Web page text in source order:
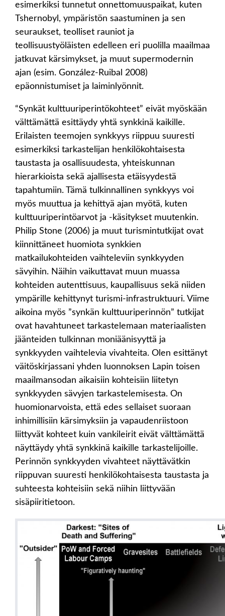
esimerkiksi tunnetut onnettomuuspaikat, kuten
Tshernobyl, ympäristön saastuminen ja sen
seuraukset, teolliset rauniot ja
teollisuustyöläisten edelleen eri puolilla maailmaa
jatkuvat kärsimykset, ja muut supermodernin
ajan (esim. González-Ruibal 2008)
epäonnistumiset ja laiminlyönnit.
“Synkät kulttuuriperintökohteet” eivät myöskään
välttämättä esittäydy yhtä synkkinä kaikille.
Erilaisten teemojen synkkyys riippuu suuresti
esimerkiksi tarkastelijan henkilökohtaisesta
taustasta ja osallisuudesta, yhteiskunnan
hierarkioista sekä ajallisesta etäisyydestä
tapahtumiin. Tämä tulkinnallinen synkkyys voi
myös muuttua ja kehittyä ajan myötä, kuten
kulttuuriperintöarvot ja -käsitykset muutenkin.
Philip Stone (2006) ja muut turismintutkijat ovat
kiinnittäneet huomiota synkkien
matkailukohteiden vaihteleviin synkkyyden
sävyihin. Näihin vaikuttavat muun muassa
kohteiden autenttisuus, kaupallisuus sekä niiden
ympärille kehittynyt turismi-infrastruktuuri. Viime
aikoina myös ”synkän kulttuuriperinnön” tutkijat
ovat havahtuneet tarkastelemaan materiaalisten
jäänteiden tulkinnan moniäänisyyttä ja
synkkyyden vaihtelevia vivahteita. Olen esittänyt
väitöskirjassani yhden luonnoksen Lapin toisen
maailmansodan aikaisiin kohteisiin liitetyn
synkkyyden sävyjen tarkastelemisesta. On
huomionarvoista, että edes sellaiset suoraan
inhimillisiin kärsimyksiin ja vapaudenriistoon
liittyvät kohteet kuin vankileirit eivät välttämättä
näyttäydy yhtä synkkinä kaikille tarkastelijoille.
Perinnön synkkyyden vivahteet näyttävätkin
riippuvan suuresti henkilökohtaisesta taustasta ja
suhteesta kohteisiin sekä niihin liittyvään
sisäpiiritietoon.